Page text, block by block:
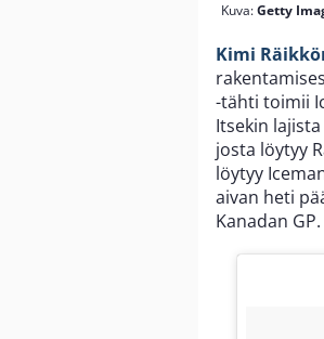
Kuva:Getty
Kimi
-tähti toimii
Itsekin
josta löytyy
löytyy
aivan heti
Kanadan GP.